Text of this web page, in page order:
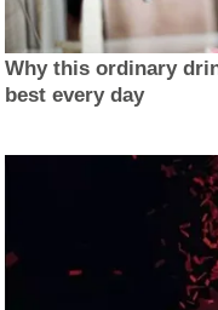
Why this ordinary
best every day